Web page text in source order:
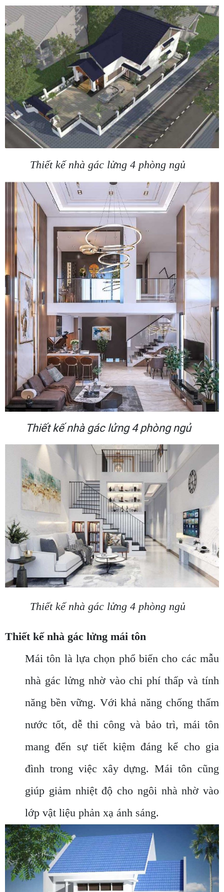
Thiết kế nhà gác lửng 4 phòng ngủ
Thiết kế nhà gác lửng 4 phòng ngủ
Thiết kế nhà gác lửng 4 phòng ngủ
Thiết kế nhà gác lửng mái tôn
Mái tôn là lựa chọn phổ biến cho các mẫu
nhà gác lửng nhờ vào chi phí thấp và tính
năng bền vững. Với khả năng chống thấm
nước tốt, dễ thi công và bảo trì, mái tôn
mang đến sự tiết kiệm đáng kể cho gia
đình trong việc xây dựng. Mái tôn cũng
giúp giảm nhiệt độ cho ngôi nhà nhờ vào
lớp vật liệu phản xạ ánh sáng.